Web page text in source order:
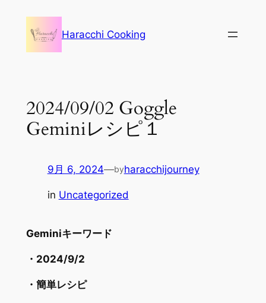
Haracchi Cooking
2024/09/02 Goggle
Geminiレシピ１
9月 6, 2024—byharacchijourney
in Uncategorized
Geminiキーワード
・2024/9/2
・簡単レシピ